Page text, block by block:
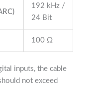
192 kHz /
24 Bit
100 Ω
inputs, the cable
not exceed